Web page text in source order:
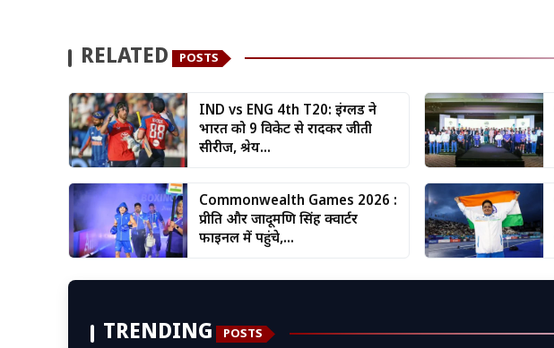
RELATED POSTS
IND vs ENG 4th T20: इंग्लैंड ने
भारत को 9 विकेट से रौंदकर जीती
सीरीज, श्रेय...
Commonwealth Games 2026 :
प्रीति और जादूमणि सिंह क्वार्टर
फाइनल में पहुंचे,...
TRENDING POSTS